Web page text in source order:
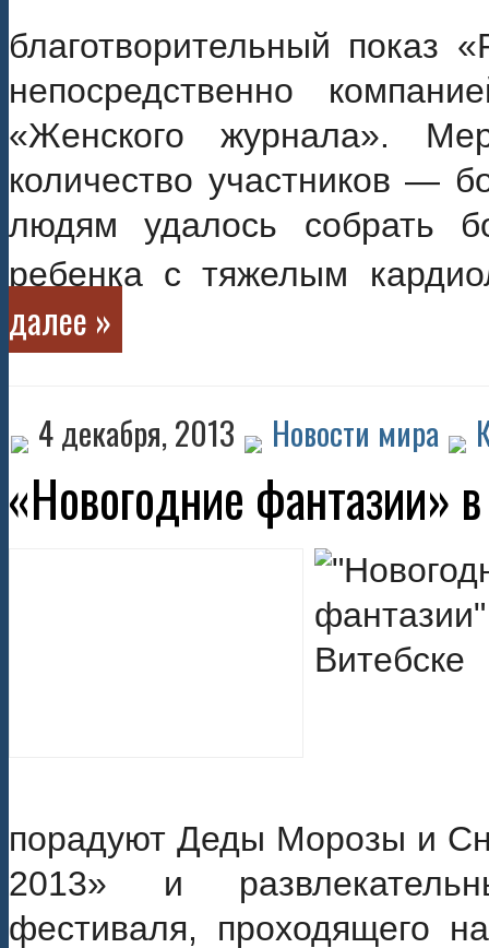
благотворительный показ
непосредственно
«Женского журнала».
количество участников —
людям удалось собрать
ребенка с тяжелым
далее »
4 декабря, 2013 Новости мира
«Новогодние фантазии»
порадуют Деды Морозы и
2013» и
фестиваля, проходящего